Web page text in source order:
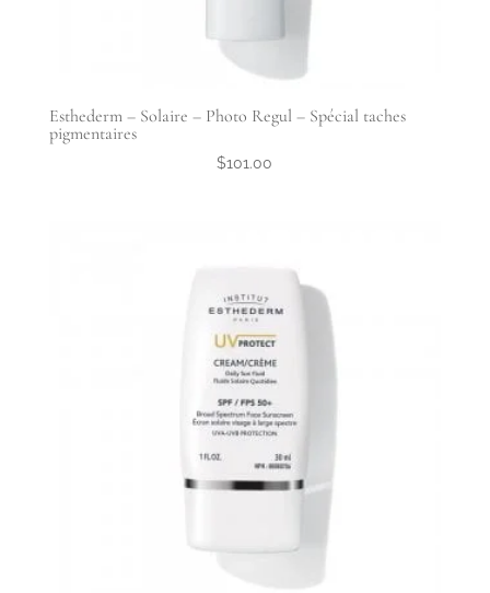
Esthederm – Solaire – Photo Regul – Spécial taches
pigmentaires
$101.00